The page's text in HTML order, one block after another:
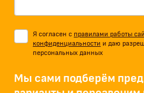
Я согласен с правилами работы
конфиденциальности и даю
персональных данных
Мы сами подберём